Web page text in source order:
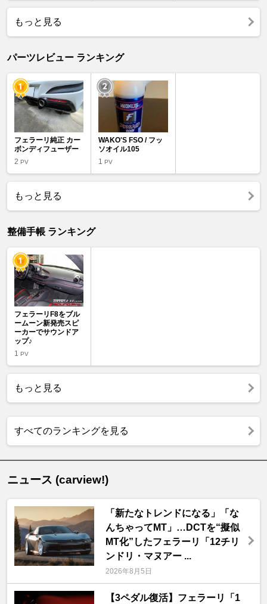
もっと見る
パーツレビュー ランキング
フェラーリ純正 カー
ボンディフューザー
2 PV
WAKO'S FSO / フッ
ソオイル105
1PV
もっと見る
整備手帳 ランキング
フェラーリF8をブル
ームーン新発売スピ
ーカーでサウンドア
ップ♪
1 PV
もっと見る
すべてのランキングを見る
ニュース (carview!)
「新たなトレンドになる」「な
んちゃってMT」…DCTを“擬似
MT化”したフェラーリ「12チリ
ンドリ・マヌアー ...
2026年8月5日
【3ペダル復活】フェラーリ「1